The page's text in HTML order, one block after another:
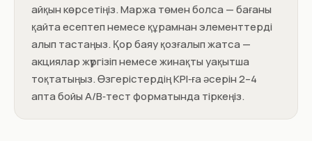
айқын көрсетіңіз. Маржа төмен болса — бағаны
қайта есептеп немесе құрамнан элементтерді
алып тастаңыз. Қор баяу қозғалып жатса —
акциялар жүргізіп немесе жинақты уақытша
тоқтатыңыз. Өзгерістердің KPI‑ға әсерін 2–4
апта бойы A/B‑тест форматында тіркеңіз.